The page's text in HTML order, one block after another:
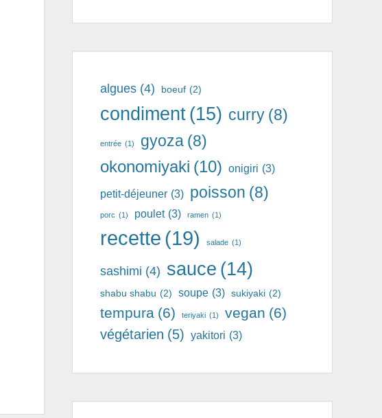
algues (4) boeuf (2)
condiment(15) curry (8)
entrée (1) gyoza (8)
okonomiyaki (10) onigiri (3)
petit-déjeuner (3) poisson (8)
porc (1) poulet (3) ramen (1)
recette (19) salade (1)
sashimi (4) sauce (14)
shabu shabu (2) soupe (3) sukiyaki (2)
tempura (6) teriyaki (1) vegan (6)
végétarien (5) yakitori (3)